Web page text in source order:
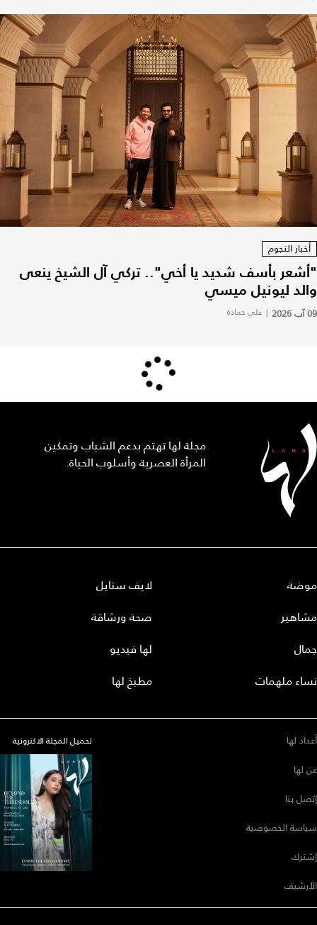
أخبار النجوم
"أشعر بأسف شديد يا أخي".. تركي آل الشيخ ينعى
والد ليونيل ميسي
09 آب 2026 | علي حمادة
مجلة لها تهتم بدعم الشباب وتمكين
المرأة العصرية وأسلوب الحياة.
موضة
مشاهير
جمال
نساء ملهمات
لايف ستايل
صحة ورشاقة
لها فيديو
مطبخ لها
أعداد لها
عن لها
إتصل بنا
سياسة الخصوصية
إشترك
الأرشيف
تحميل المجلة الاكترونية